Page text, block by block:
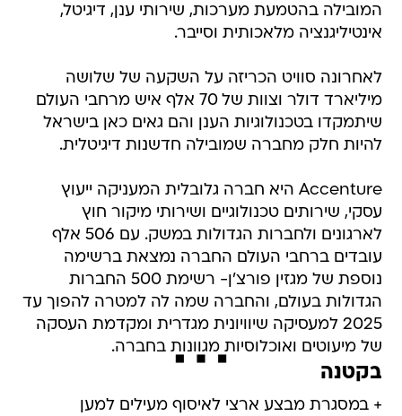
המובילה בהטמעת מערכות, שירותי ענן, דיגיטל,
אינטיליגנציה מלאכותית וסייבר.
לאחרונה סוויט הכריזה על השקעה של שלושה
מיליארד דולר וצוות של 70 אלף איש מרחבי העולם
שיתמקדו בטכנולוגיות הענן והם גאים כאן בישראל
להיות חלק מחברה שמובילה חדשנות דיגיטלית.
Accenture היא חברה גלובלית המעניקה ייעוץ
עסקי, שירותים טכנולוגיים ושירותי מיקור חוץ
לארגונים ולחברות הגדולות במשק. עם 506 אלף
עובדים ברחבי העולם החברה נמצאת ברשימה
נוספת של מגזין פורצ'ן- רשימת 500 החברות
הגדולות בעולם, והחברה שמה לה למטרה להפוך עד
2025 למעסיקה שיוויונית מגדרית ומקדמת העסקה
של מיעוטים ואוכלוסיות מגוונות בחברה.
בקטנה
+ במסגרת מבצע ארצי לאיסוף מעילים למען